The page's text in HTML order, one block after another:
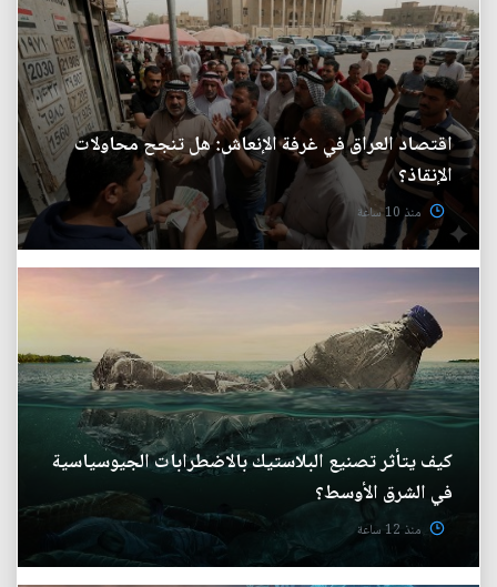
اقتصاد العراق في غرفة الإنعاش: هل تنجح محاولات
الإنقاذ؟
منذ 10 ساعة
كيف يتأثر تصنيع البلاستيك بالاضطرابات الجيوسياسية
في الشرق الأوسط؟
منذ 12 ساعة